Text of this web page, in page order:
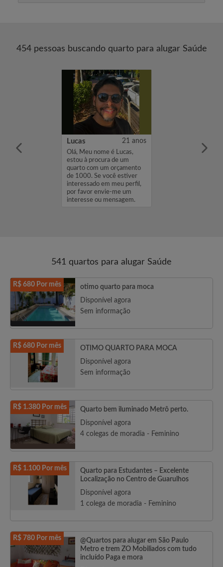
454 pessoas buscando quarto para alugar Saúde
de
Lucas 21 anos
Olá, Meu nome é Lucas,
estou à procura de um
quarto com um orçamento
de 1000. Se você estiver
interessado em meu perfil,
por favor envie-me um
interesse ou mensagem.
541 quartos para alugar Saúde
R$ 680 Por mês
otimo quarto para moca
Disponível agora
Sem informação
R$ 680 Por mês
OTIMO QUARTO PARA MOCA
Disponível agora
Sem informação
R$ 1.380 Por mês
Quarto bem iluminado Metrô perto.
Disponível agora
4 colegas de moradia - Feminino
R$ 1.100 Por mês
Quarto para Estudantes – Excelente
Localização no Centro de Guarulhos
Disponível agora
1 colega de moradia - Feminino
R$ 780 Por mês
@Quartos para alugar em São Paulo
Metro e trem ZO Mobiliados com tudo
incluído Paga e mora